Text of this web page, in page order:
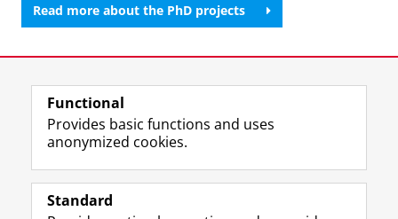
Read more about the PhD projects
View this page in:
Follow the UG
F
a
L
i
R
S
I
n
Y
o
Functional
Provides basic functions and uses
anonymized cookies.
Standard